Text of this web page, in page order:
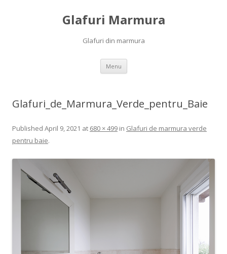
Glafuri Marmura
Glafuri din marmura
Menu Skip to content
Glafuri_de_Marmura_Verde_pentru_Baie
Published April 9, 2021 at 680 × 499 in Glafuri de marmura verde
pentru baie.